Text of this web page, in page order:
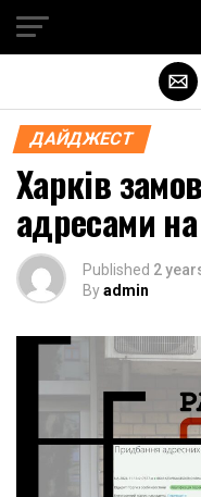
ДАЙДЖЕСТ
Харків
адресами
Published 2
Byadmin